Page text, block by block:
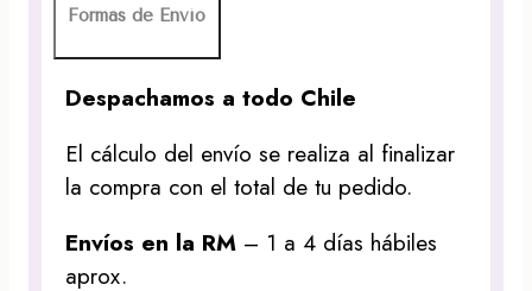
Formas de Envío
Despachamos a todo Chile
El cálculo del envío se realiza al finalizar
la compra con el total de tu pedido.
Envíos en la RM – 1 a 4 días hábiles
aprox.